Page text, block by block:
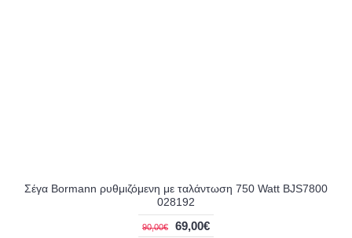
Σέγα Bormann ρυθμιζόμενη με ταλάντωση 750 Watt BJS7800
028192
90,00€ 69,00€